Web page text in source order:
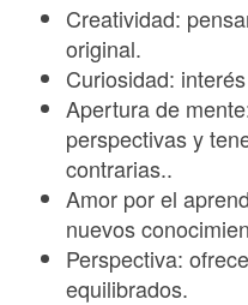
Creatividad:
original.
Curiosidad:
Apertura de
perspectivas y
contrarias..
Amor por el
nuevos
Perspectiva:
equilibrados.